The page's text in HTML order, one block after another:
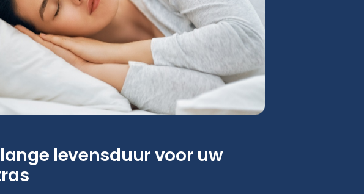
lange levensduur voor uw